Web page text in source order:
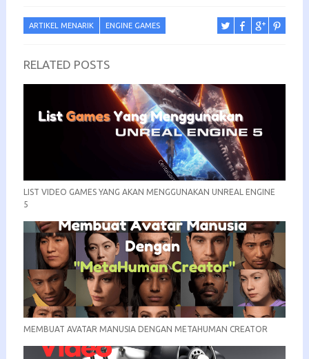
ARTIKEL MENARIK ENGINE GAMES
RELATED POSTS
LIST VIDEO GAMES YANG AKAN MENGGUNAKAN UNREAL ENGINE
5
MEMBUAT AVATAR MANUSIA DENGAN METAHUMAN CREATOR